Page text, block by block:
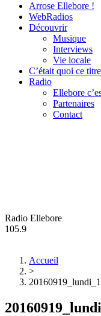
Arrose Ellebore !
WebRadios
Découvrir
Musique
Interviews
Vie locale
C’était quoi ce
Radio
Ellebore
Partenaires
Contact
Radio Ellebore
105.9
Accueil
>